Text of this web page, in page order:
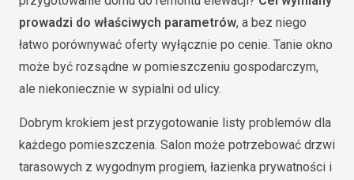
prowadzi do właściwych parametrów, a bez niego
łatwo porównywać oferty wyłącznie po cenie. Tanie okno
może być rozsądne w pomieszczeniu gospodarczym,
ale niekoniecznie w sypialni od ulicy.
Dobrym krokiem jest przygotowanie listy problemów dla
każdego pomieszczenia. Salon może potrzebować drzwi
tarasowych z wygodnym progiem, łazienka prywatności i